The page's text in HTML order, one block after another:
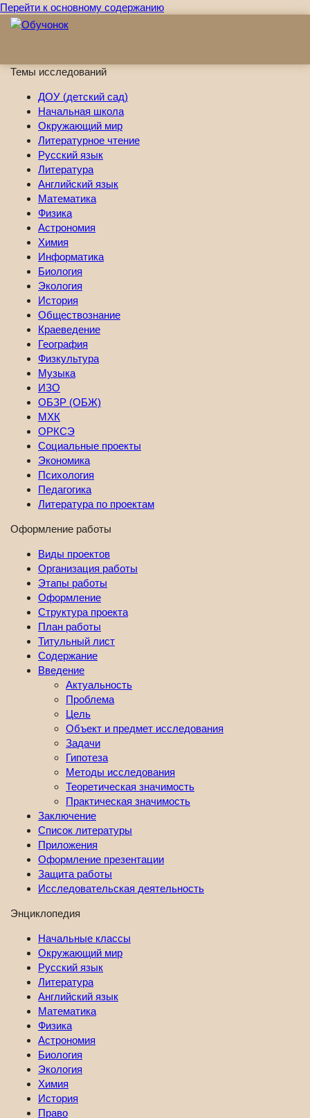
Перейти к основному содержанию
Темы исследований
ДОУ (детский сад)
Начальная школа
Окружающий мир
Литературное чтение
Русский язык
Литература
Английский язык
Математика
Физика
Астрономия
Химия
Информатика
Биология
Экология
История
Обществознание
Краеведение
География
Физкультура
Музыка
ИЗО
ОБЗР (ОБЖ)
МХК
ОРКСЭ
Социальные проекты
Экономика
Психология
Педагогика
Литература по проектам
Оформление работы
Виды проектов
Организация работы
Этапы работы
Оформление
Структура проекта
План работы
Титульный лист
Содержание
Введение
Актуальность
Проблема
Цель
Объект и предмет исследования
Задачи
Гипотеза
Методы исследования
Теоретическая значимость
Практическая значимость
Заключение
Список литературы
Приложения
Оформление презентации
Защита работы
Исследовательская деятельность
Энциклопедия
Начальные классы
Окружающий мир
Русский язык
Литература
Английский язык
Математика
Физика
Астрономия
Биология
Экология
Химия
История
Право